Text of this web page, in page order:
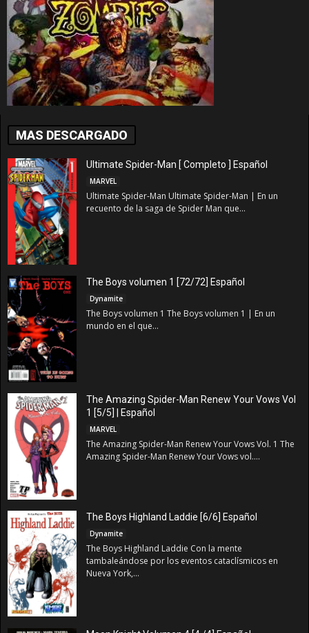
MAS DESCARGADO
Ultimate Spider-Man [ Completo ] Español
MARVEL
Ultimate Spider-Man Ultimate Spider-Man | En un
recuento de la saga de Spider Man que...
The Boys volumen 1 [72/72] Español
Dynamite
The Boys volumen 1 The Boys volumen 1 | En un
mundo en el que...
The Amazing Spider-Man Renew Your Vows Vol
1 [5/5] | Español
MARVEL
The Amazing Spider-Man Renew Your Vows Vol. 1 The
Amazing Spider-Man Renew Your Vows vol....
The Boys Highland Laddie [6/6] Español
Dynamite
The Boys Highland Laddie Con la mente
tambaleándose por los eventos cataclísmicos en
Nueva York,...